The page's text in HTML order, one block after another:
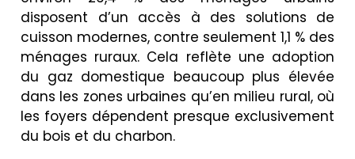
disposent d’un accès à des solutions de
cuisson modernes, contre seulement 1,1 % des
ménages ruraux. Cela reflète une adoption
du gaz domestique beaucoup plus élevée
dans les zones urbaines qu’en milieu rural, où
les foyers dépendent presque exclusivement
du bois et du charbon.